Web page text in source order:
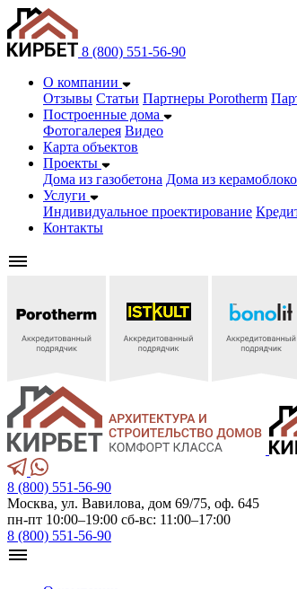
8 (800) 551-56-90
О компании
Отзывы Статьи Партнеры Porotherm
Построенные дома
Фотогалерея Видео
Карта объектов
Проекты
Дома из газобетонa Дома из
Услуги
Индивидуальное проектирование
Контакты
8 (800) 551-56-90
Москва, ул. Вавилова, дом 69/75, оф. 645
пн-пт 10:00–19:00 сб-вс: 11:00–17:00
8 (800) 551-56-90